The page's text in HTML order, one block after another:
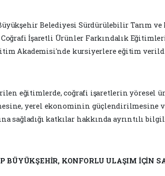
Belediyesi Sürdürülebilir Tarım ve
Coğrafi İşaretli Ürünler Farkındalık
Akademisi'nde kursiyerlere eğitim
eğitimlerde, coğrafi işaretlerin yöresel
yerel ekonominin güçlendirilmesine
sağladığı katkılar hakkında ayrıntılı
BÜYÜKŞEHİR, KONFORLU ULAŞIM İÇİN